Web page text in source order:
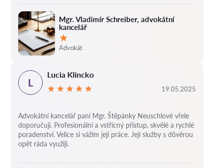
Mgr. Vladimír Schreiber, advokátní
kancelář
Hodnocení:
Advokát
L
Lucia Klincko
19.05.2025
Advokátní kancelář paní Mgr. Štěpánky Neuschlové vřele
doporučuji. Profesionální a vstřícný přístup, skvělé a rychlé
poradenství. Velice si vážím její práce. Její služby s důvěrou
opět ráda využiji.